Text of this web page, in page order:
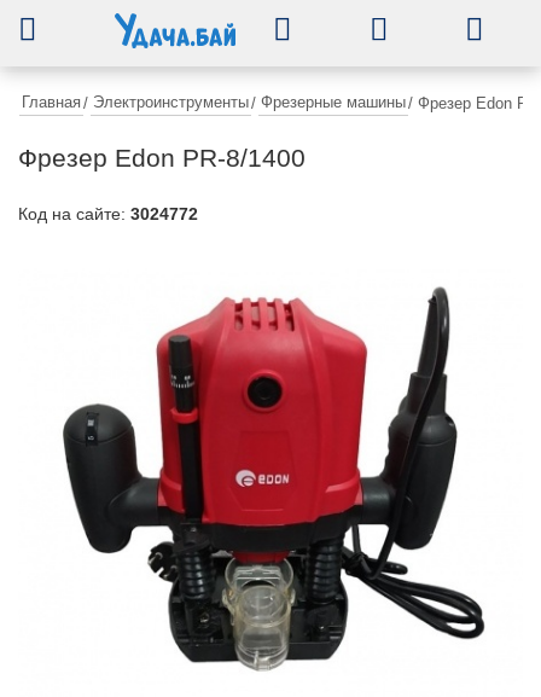
Главная/ Электроинструменты/ Фрезерные машины/ Фрезер Edon
Фрезер Edon PR-8/1400
Код на сайте: 3024772